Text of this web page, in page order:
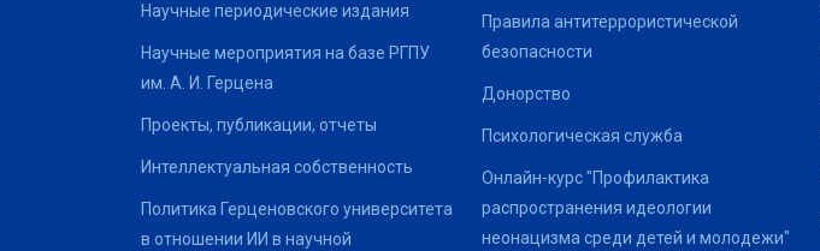
Научные периодические издания
Научные мероприятия на базе РГПУ
им. А. И. Герцена
Проекты, публикации, отчеты
Интеллектуальная собственность
Политика Герценовского университета
в отношении ИИ в научной
Правила антитеррористической
безопасности
Донорство
Психологическая служба
Онлайн-курс "Профилактика
распространения идеологии
неонацизма среди детей и молодежи"